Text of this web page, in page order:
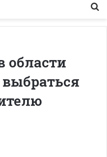
области